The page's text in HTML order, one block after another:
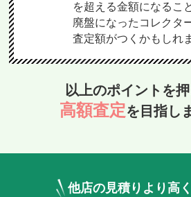
を超える金額になるこ
廃盤になったコレクタ
査定額がつくかもしれ
以上のポイントを押
高額査定を目指し
他店の見積りより高